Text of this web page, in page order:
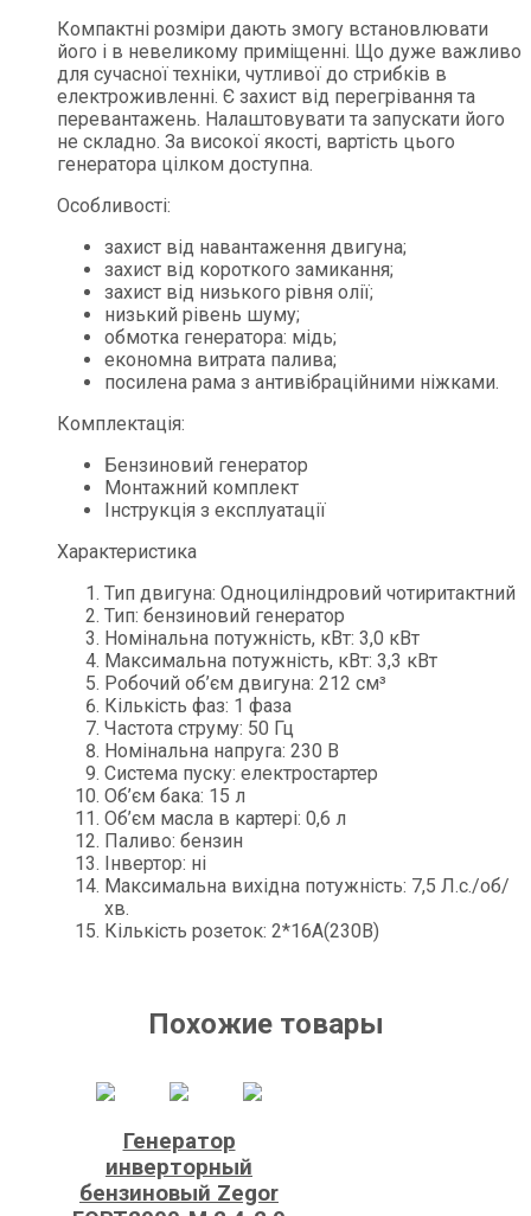
Компактні розміри дають змогу встановлювати
його і в невеликому приміщенні. Що дуже важливо
для сучасної техніки, чутливої до стрибків в
електроживленні. Є захист від перегрівання та
перевантажень. Налаштовувати та запускати його
не складно. За високої якості, вартість цього
генератора цілком доступна.
Особливості:
захист від навантаження двигуна;
захист від короткого замикання;
захист від низького рівня олії;
низький рівень шуму;
обмотка генератора: мідь;
економна витрата палива;
посилена рама з антивібраційними ніжками.
Комплектація:
Бензиновий генератор
Монтажний комплект
Інструкція з експлуатації
Характеристика
Тип двигуна: Одноциліндровий чотиритактний
Тип: бензиновий генератор
Номінальна потужність, кВт: 3,0 кВт
Максимальна потужність, кВт: 3,3 кВт
Робочий об’єм двигуна: 212 см³
Кількість фаз: 1 фаза
Частота струму: 50 Гц
Номінальна напруга: 230 В
Система пуску: електростартер
Об’єм бака: 15 л
Об’єм масла в картері: 0,6 л
Паливо: бензин
Інвертор: ні
Максимальна вихідна потужність: 7,5 Л.с./об/
хв.
Кількість розеток: 2*16А(230В)
Похожие товары
Генератор
инверторный
бензиновый Zegor